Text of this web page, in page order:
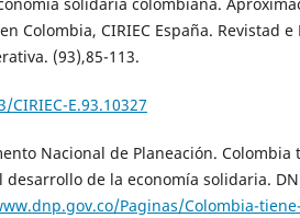
Colombia, CIRIEC España. Revistad e
(93),85-113.
E.93.10327
Nacional de Planeación. Colombia
de la economía solidaria.
Paginas/Colombia-